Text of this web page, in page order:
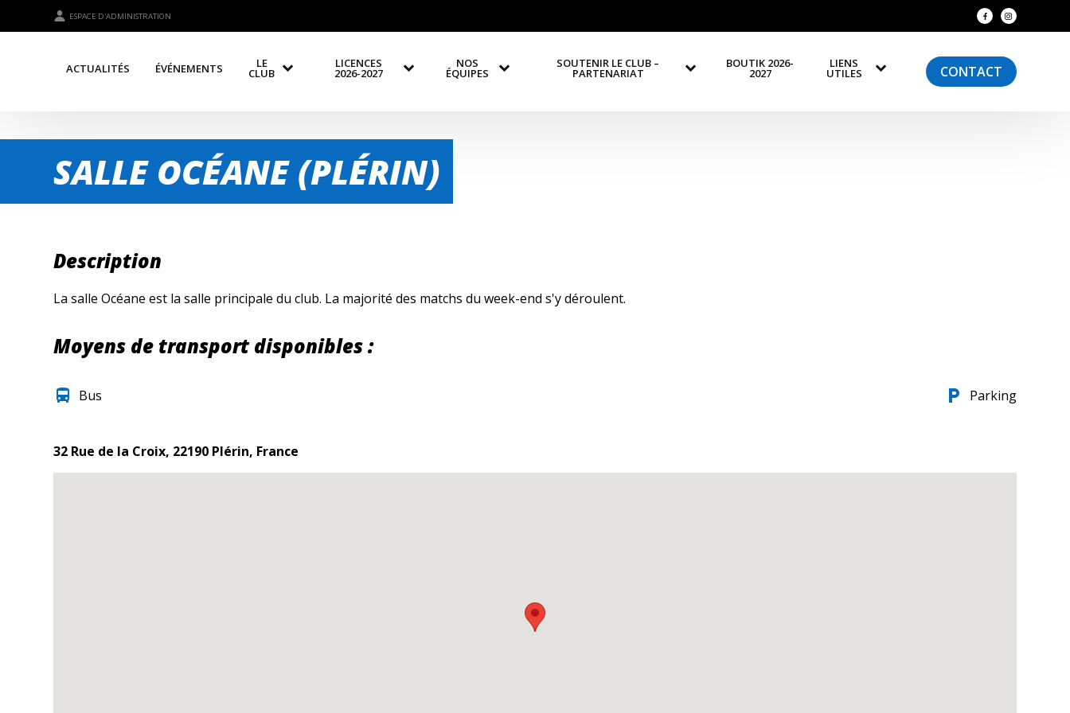
ESPACE D'ADMINISTRATION
ACTUALITÉS ÉVÉNEMENTS LE
CLUB
LICENCES
2026-2027
NOS
ÉQUIPES
SOUTENIR LE CLUB –
PARTENARIAT
BOUTIK 2026-
2027
LIENS
UTILES CONTACT
SALLE OCÉANE (PLÉRIN)
Description
La salle Océane est la salle principale du club. La majorité des matchs du week-end s'y déroulent.
Moyens de transport disponibles :
directions_bus Bus local_parking Parking
32 Rue de la Croix, 22190 Plérin, France